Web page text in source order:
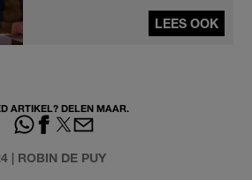
LEES OOK
ARTIKEL? DELEN MAAR.
| ROBIN DE PUY